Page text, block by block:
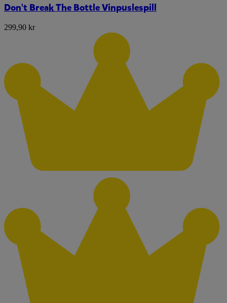
Don't Break The Bottle Vinpuslespill
299,90 kr